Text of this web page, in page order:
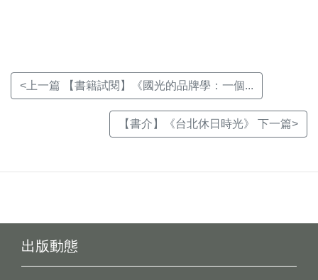
<上一篇 【書籍試閱】《國光的品牌學：一個...
【書介】《台北休日時光》 下一篇>
出版動態